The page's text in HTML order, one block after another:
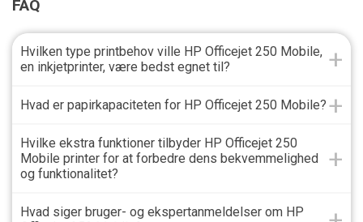
FAQ
Hvilken type printbehov ville HP Officejet 250 Mobile,
en inkjetprinter, være bedst egnet til?
Hvad er papirkapaciteten for HP Officejet 250 Mobile?
Hvilke ekstra funktioner tilbyder HP Officejet 250
Mobile printer for at forbedre dens bekvemmelighed
og funktionalitet?
Hvad siger bruger- og ekspertanmeldelser om HP